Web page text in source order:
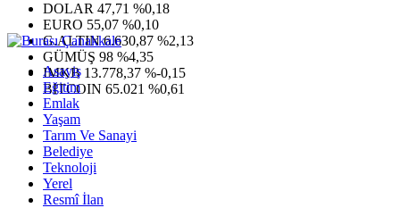
DOLAR 47,71 %0,18
EURO 55,07 %0,10
G.ALTIN6.630,87 %2,13
GÜMÜŞ 98 %4,35
IMKB 13.778,37 %-0,15
BITCOIN 65.021 %0,61
Asayiş
Eğitim
Emlak
Yaşam
Tarım Ve Sanayi
Belediye
Teknoloji
Yerel
Resmî İlan